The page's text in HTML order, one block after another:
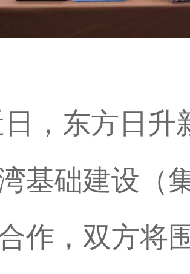
，东方日升
基础建设（
作，双方将